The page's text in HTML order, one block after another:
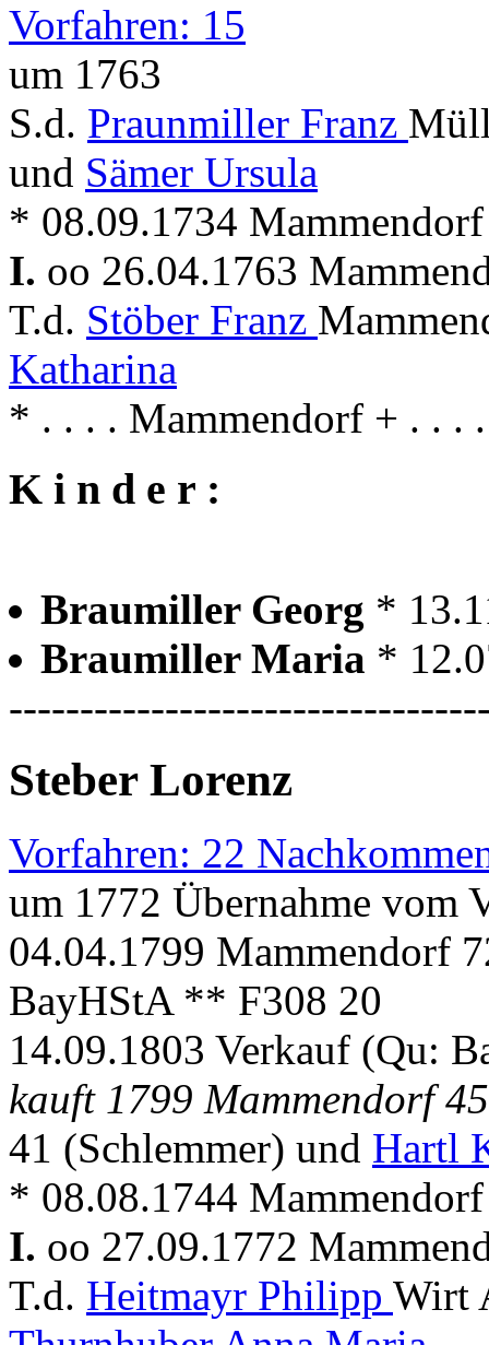
Vorfahren: 15
um 1763
S.d. Praunmiller Franz
und Sämer Ursula
* 08.09.1734
I. oo 26.04.1763
T.d. Stöber Franz
Katharina
* . . . . Mammendorf + . . .
K i n d e r :
Braumiller Georg *
Braumiller Maria *
Steber Lorenz
Vorfahren: 22
um 1772 Übernahme vom
04.04.1799 Mammendorf
BayHStA ** F308 20
14.09.1803 Verkauf (Qu:
kauft 1799 Mammendorf
41 (Schlemmer) und Hartl
* 08.08.1744
I. oo 27.09.1772
T.d. Heitmayr Philipp Wirt